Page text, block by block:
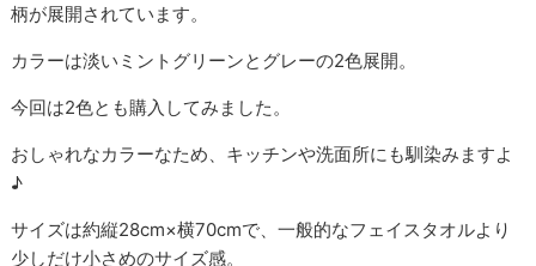
柄が展開されています。
カラーは淡いミントグリーンとグレーの2色展開。
今回は2色とも購入してみました。
おしゃれなカラーなため、キッチンや洗面所にも馴染みますよ
♪
サイズは約縦28cm×横70cmで、一般的なフェイスタオルより
少しだけ小さめのサイズ感。